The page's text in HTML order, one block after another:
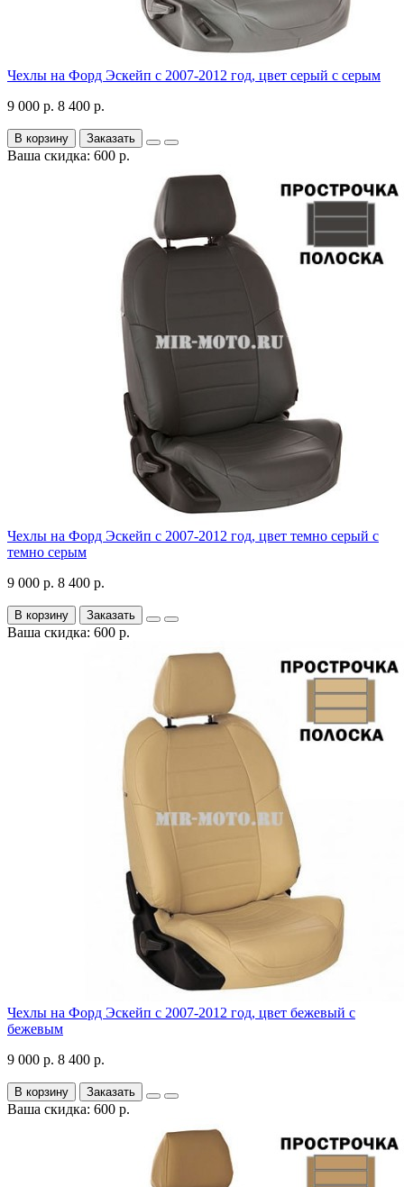
Чехлы на Форд Эскейп с 2007-2012 год, цвет серый с серым
9 000 р. 8 400 р.
В корзину Заказать
Ваша скидка: 600 р.
Чехлы на Форд Эскейп с 2007-2012 год, цвет темно серый с
темно серым
9 000 р. 8 400 р.
В корзину Заказать
Ваша скидка: 600 р.
Чехлы на Форд Эскейп с 2007-2012 год, цвет бежевый с
бежевым
9 000 р. 8 400 р.
В корзину Заказать
Ваша скидка: 600 р.